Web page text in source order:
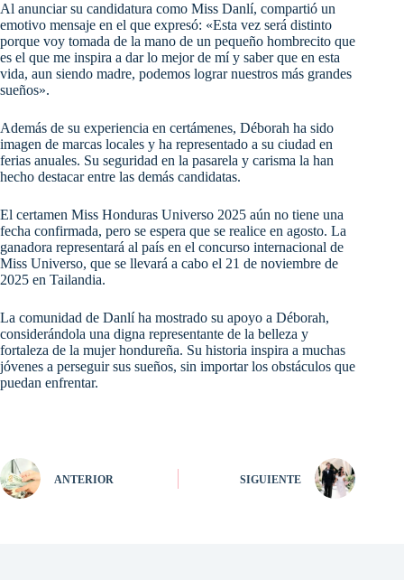
Al anunciar su candidatura como Miss Danlí, compartió un
emotivo mensaje en el que expresó: «Esta vez será distinto
porque voy tomada de la mano de un pequeño hombrecito que
es el que me inspira a dar lo mejor de mí y saber que en esta
vida, aun siendo madre, podemos lograr nuestros más grandes
sueños».
Además de su experiencia en certámenes, Déborah ha sido
imagen de marcas locales y ha representado a su ciudad en
ferias anuales. Su seguridad en la pasarela y carisma la han
hecho destacar entre las demás candidatas.
El certamen Miss Honduras Universo 2025 aún no tiene una
fecha confirmada, pero se espera que se realice en agosto. La
ganadora representará al país en el concurso internacional de
Miss Universo, que se llevará a cabo el 21 de noviembre de
2025 en Tailandia.
La comunidad de Danlí ha mostrado su apoyo a Déborah,
considerándola una digna representante de la belleza y
fortaleza de la mujer hondureña. Su historia inspira a muchas
jóvenes a perseguir sus sueños, sin importar los obstáculos que
puedan enfrentar.
ANTERIOR SIGUIENTE